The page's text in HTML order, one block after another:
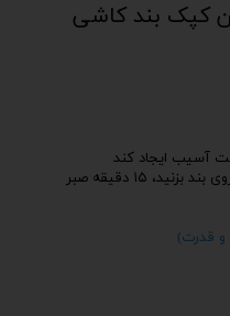
کپک بند کاشی
آسیب ایجاد کند
روش اجرا: خمیر جوش شیرین و سرکه را روی بند بزنید، ۱۵ دقیقه صبر